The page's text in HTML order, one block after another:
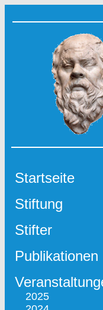
Startseite
Stiftung
Stifter
Publikationen
2025